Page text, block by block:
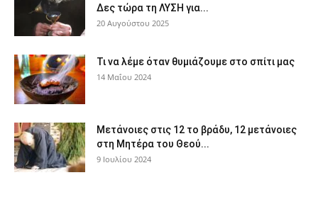
Δες τώρα τη ΛΥΣΗ για...
20 Αυγούστου 2025
Τι να λέμε όταν θυμιάζουμε στο σπίτι μας
14 Μαΐου 2024
Μετάνοιες στις 12 το βράδυ, 12 μετάνοιες
στη Μητέρα του Θεού...
9 Ιουλίου 2024